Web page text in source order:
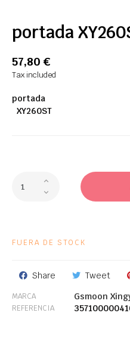
portada
57,80 €
Tax included
portada
XY260ST
FUERA DE STOCK
Share Tweet
MARCA Gsmoon
REFERENCIA